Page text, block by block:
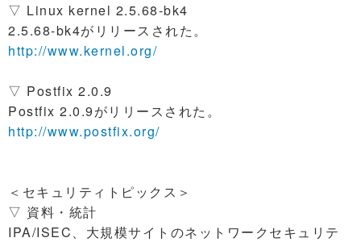
▽ Linux kernel 2.5.68-bk4
2.5.68-bk4がリリースされた。
http://www.kernel.org/
▽ Postfix 2.0.9
Postfix 2.0.9がリリースされた。
http://www.postfix.org/
＜セキュリティトピックス＞
▽ 資料・統計
IPA/ISEC、大規模サイトのネットワークセキュリテ